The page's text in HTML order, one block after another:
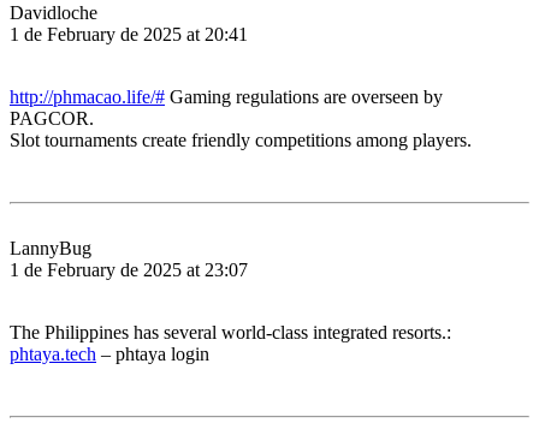
Davidloche
1 de February de 2025 at 20:41
http://phmacao.life/# Gaming regulations are overseen by
PAGCOR.
Slot tournaments create friendly competitions among players.
LannyBug
1 de February de 2025 at 23:07
The Philippines has several world-class integrated resorts.:
phtaya.tech – phtaya login